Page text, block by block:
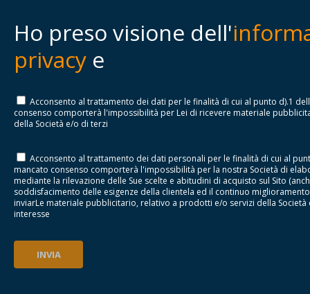
Ho preso visione dell'
privacy e
Acconsento al trattamento dei dati per le finalità di cui al punto d).1
consenso comporterà l'impossibilità per Lei di ricevere materiale
della Società e/o di terzi
Acconsento al trattamento dei dati personali per le finalità di cui al
mancato consenso comporterà l'impossibilità per la nostra Società di
mediante la rilevazione delle Sue scelte e abitudini di acquisto sul Sito
soddisfacimento delle esigenze della clientela ed il continuo
inviarLe materiale pubblicitario, relativo a prodotti e/o servizi della Società
interesse
INVIA